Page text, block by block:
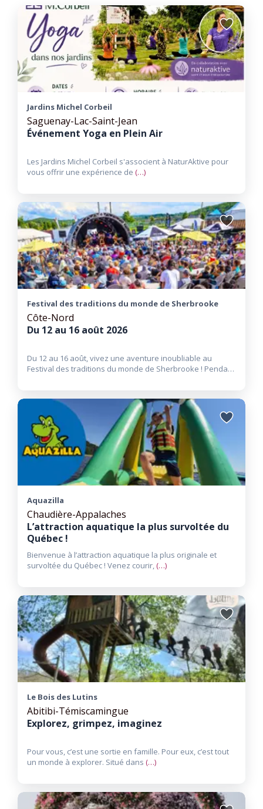
Ajouter
aux
favoris
Jardins Michel Corbeil
Saguenay-Lac-Saint-Jean
Événement Yoga en Plein Air
Les Jardins Michel Corbeil s'associent à NaturAktive pour
vous offrir une expérience de (…)
Ajouter
aux
favoris
Festival des traditions du monde de Sherbrooke
Côte-Nord
Du 12 au 16 août 2026
Du 12 au 16 août, vivez une aventure inoubliable au
Festival des traditions du monde de Sherbrooke ! Pendant
Ajouter
Aquazilla
Chaudière-Appalaches
L’attraction aquatique la plus survoltée du
Québec !
Bienvenue à l’attraction aquatique la plus originale et
survoltée du Québec ! Venez courir,(…)
Ajouter
aux
favoris
Le Bois des Lutins
Abitibi-Témiscamingue
Explorez, grimpez, imaginez
Pour vous, c’est une sortie en famille. Pour eux, c’est tout
un monde à explorer. Situé dans (…)